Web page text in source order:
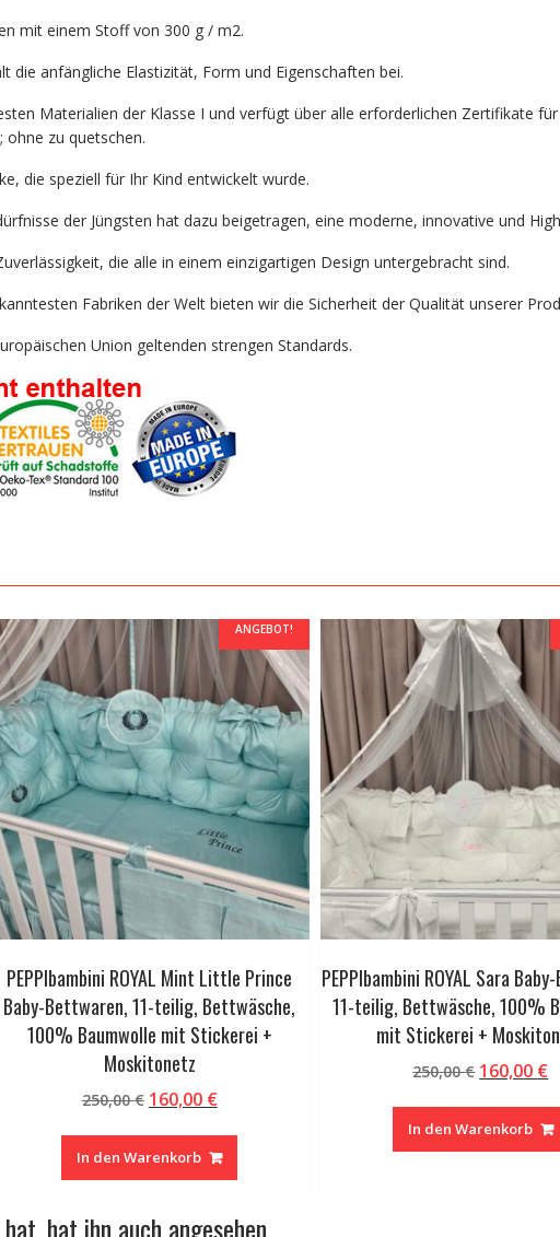
mit einem Stoff von 300 g / m2.
die anfängliche Elastizität, Form und Eigenschaften bei.
Materialien der Klasse I und verfügt über alle erforderlichen Zertifikate
ohne zu quetschen.
die speziell für Ihr Kind entwickelt wurde.
der Jüngsten hat dazu beigetragen, eine moderne, innovative und
die alle in einem einzigartigen Design untergebracht sind.
Fabriken der Welt bieten wir die Sicherheit der Qualität unserer
Union geltenden strengen Standards.
ANGEBOT!
PEPPIbambini ROYAL Mint Little Prince
Baby-Bettwaren, 11-teilig, Bettwäsche,
100% Baumwolle mit Stickerei +
Moskitonetz
250,00€ Ursprünglicher
war:
250,00 €
160,00 €Aktueller
160,00 €.
In den Warenkorb
PEPPIbambini ROYAL Sara
11-teilig, Bettwäsche, 100%
mit Stickerei +
250,00€
war:
250,00 €
160,00 €
In den Warenkorb
hat ihn auch angesehen